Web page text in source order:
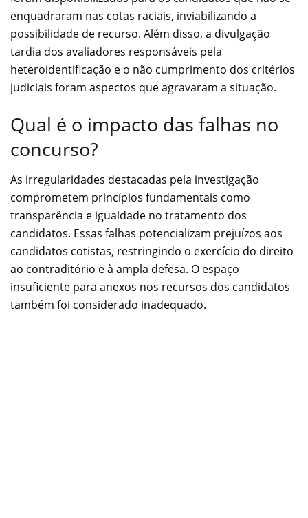
enquadraram nas cotas raciais, inviabilizando a
possibilidade de recurso. Além disso, a divulgação
tardia dos avaliadores responsáveis pela
heteroidentificação e o não cumprimento dos critérios
judiciais foram aspectos que agravaram a situação.
Qual é o impacto das falhas no
concurso?
As irregularidades destacadas pela investigação
comprometem princípios fundamentais como
transparência e igualdade no tratamento dos
candidatos. Essas falhas potencializam prejuízos aos
candidatos cotistas, restringindo o exercício do direito
ao contraditório e à ampla defesa. O espaço
insuficiente para anexos nos recursos dos candidatos
também foi considerado inadequado.